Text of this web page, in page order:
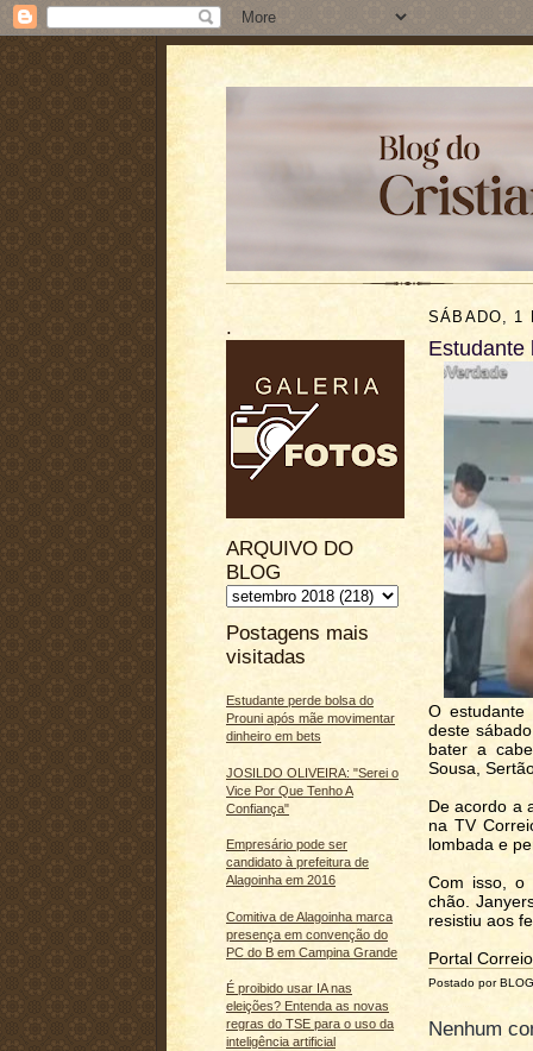
.
ARQUIVO DO
BLOG
Postagens mais
visitadas
Estudante perde bolsa do
Prouni após mãe movimentar
dinheiro em bets
JOSILDO OLIVEIRA: "Serei o
Vice Por Que Tenho A
Confiança"
Empresário pode ser
candidato à prefeitura de
Alagoinha em 2016
Comitiva de Alagoinha marca
presença em convenção do
PC do B em Campina Grande
É proibido usar IA nas
eleições? Entenda as novas
regras do TSE para o uso da
inteligência artificial
SÁBADO, 1
Estudante
O estudante
deste
bater a
Sousa,
De acordo a
na TV
lombada e
Com isso, o
chão.
resistiu aos
Portal Correio
Postado por
Nenhum